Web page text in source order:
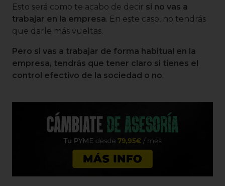
Esto será como te acabo de decir si no vas a
trabajar en la empresa. En este caso, no tendrás
que darle más vueltas.
Pero si vas a trabajar de forma habitual en la
empresa, tendrás que tener claro si tienes el
control efectivo de la sociedad o no.